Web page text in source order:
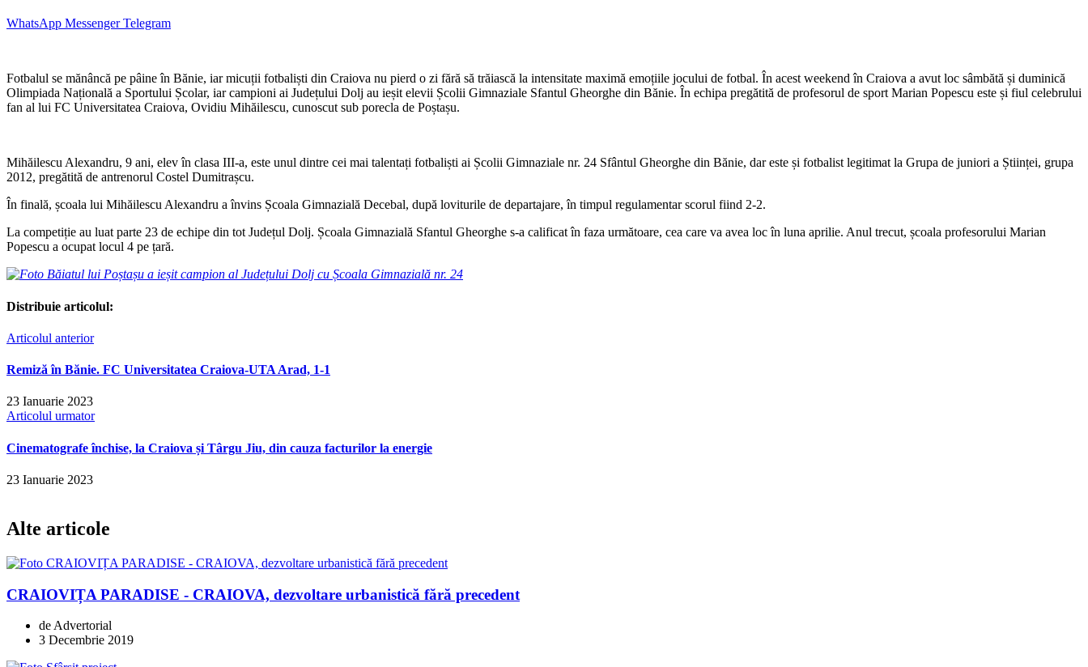
WhatsApp MessengerTelegram
Fotbalul se mănâncă pe pâine în Bănie, iar micuții fotbaliști din Craiova nu pierd o zi fără să trăiască la intensitate maximă emoțiile jocului de fotbal. În acest weekend în Craiova a avut loc sâmbătă și duminică
Olimpiada Națională a Sportului Școlar, iar campioni ai Județului Dolj au ieșit elevii Școlii Gimnaziale Sfantul Gheorghe din Bănie. În echipa pregătită de profesorul de sport Marian Popescu este și fiul celebrului
fan al lui FC Universitatea Craiova, Ovidiu Mihăilescu, cunoscut sub porecla de Poștașu.
Mihăilescu Alexandru, 9 ani, elev în clasa III-a, este unul dintre cei mai talentați fotbaliști ai Școlii Gimnaziale nr. 24 Sfântul Gheorghe din Bănie, dar este și fotbalist legitimat la Grupa de juniori a Științei, grupa
2012, pregătită de antrenorul Costel Dumitrașcu.
În finală, școala lui Mihăilescu Alexandru a învins Școala Gimnazială Decebal, după loviturile de departajare, în timpul regulamentar scorul fiind 2-2.
La competiție au luat parte 23 de echipe din tot Județul Dolj. Școala Gimnazială Sfantul Gheorghe s-a calificat în faza următoare, cea care va avea loc în luna aprilie. Anul trecut, școala profesorului Marian
Popescu a ocupat locul 4 pe țară.
Distribuie articolul:
Articolul anterior
Remiză în Bănie. FC Universitatea Craiova-UTA Arad, 1-1
23 Ianuarie 2023
Articolul urmator
Cinematografe închise, la Craiova și Târgu Jiu, din cauza facturilor la energie
23 Ianuarie 2023
Alte articole
CRAIOVIȚA PARADISE - CRAIOVA, dezvoltare urbanistică fără precedent
de Advertorial
3 Decembrie 2019